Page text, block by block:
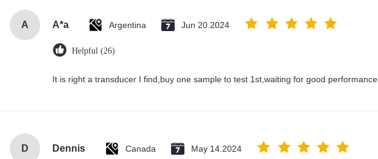
A A*a Argentina Jun 20.2024
Helpful (26)
It is right a transducer I find,buy one sample to test 1st,waiting for good performance.
D Dennis Canada May 14.2024